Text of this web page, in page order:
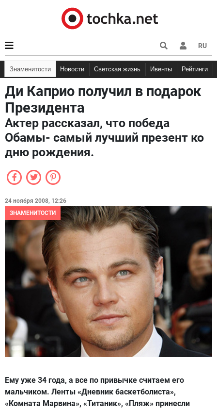
RU
Знаменитости Новости Светская жизнь Ивенты Рейтинги
Ди Каприо получил в подарок
Президента
Актер рассказал, что победа
Обамы- самый лучший презент ко
дню рождения.
24 ноября 2008, 12:26
ЗНАМЕНИТОСТИ
Ему уже 34 года, а все по привычке считаем его
мальчиком. Ленты «Дневник баскетболиста»,
«Комната Марвина», «Титаник», «Пляж» принесли